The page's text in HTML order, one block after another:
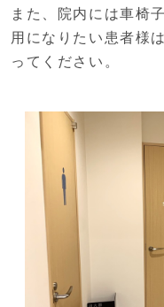
また、院内には車椅
用になりたい患者様
ってください。